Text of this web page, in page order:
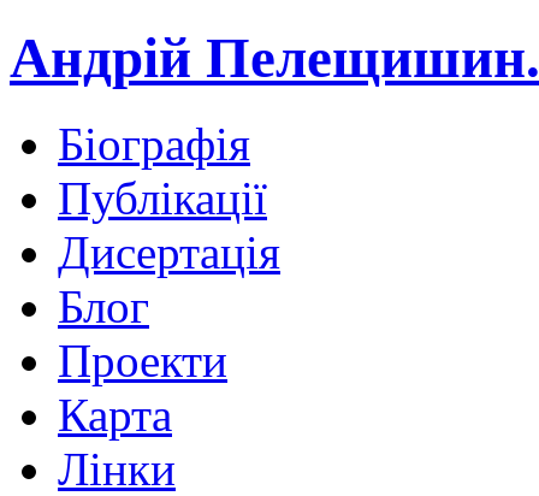
Андрій
Біографія
Публікації
Дисертація
Блог
Проекти
Карта
Лінки